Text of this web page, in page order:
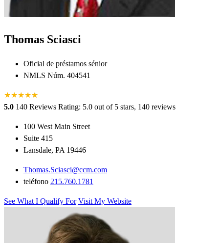
Thomas Sciasci
Oficial de préstamos sénior
NMLS Núm. 404541
★★★★★
★
5.0 140 Reviews Rating: 5.0 out of 5 stars, 140 reviews
100 West Main Street
Suite 415
Lansdale, PA 19446
Thomas.Sciasci@ccm.com
teléfono 215.760.1781
See What I Qualify For Visit My Website